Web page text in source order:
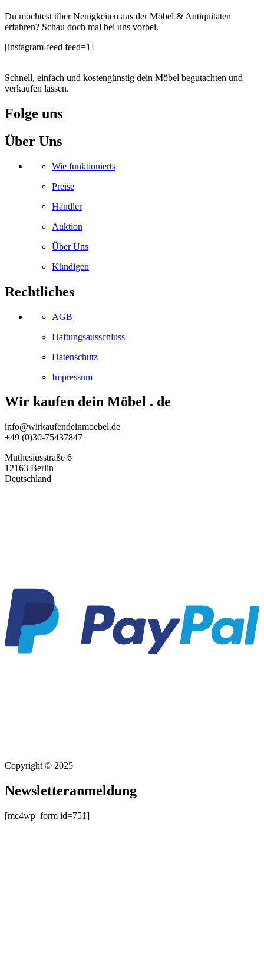
Du möchtest über Neuigkeiten aus der Möbel & Antiquitäten
erfahren? Schau doch mal bei uns vorbei.
[instagram-feed feed=1]
Schnell, einfach und kostengünstig dein Möbel begutachten und
verkaufen lassen.
Folge uns
Facebook
Instagram
Whatsapp
Youtube
Über Uns
Wie funktionierts
Preise
Händler
Auktion
Über Uns
Kündigen
Rechtliches
AGB
Haftungsausschluss
Datenschutz
Impressum
Wir kaufen dein Möbel . de
info@wirkaufendeinmoebel.de
+49 (0)30-75437847
Muthesiusstraße 6
12163 Berlin
Deutschland
Copyright © 2025
Newsletteranmeldung
[mc4wp_form id=751]